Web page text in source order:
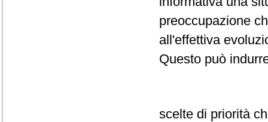
preoccupazione
all'effettiva
Questo può
scelte di priorità